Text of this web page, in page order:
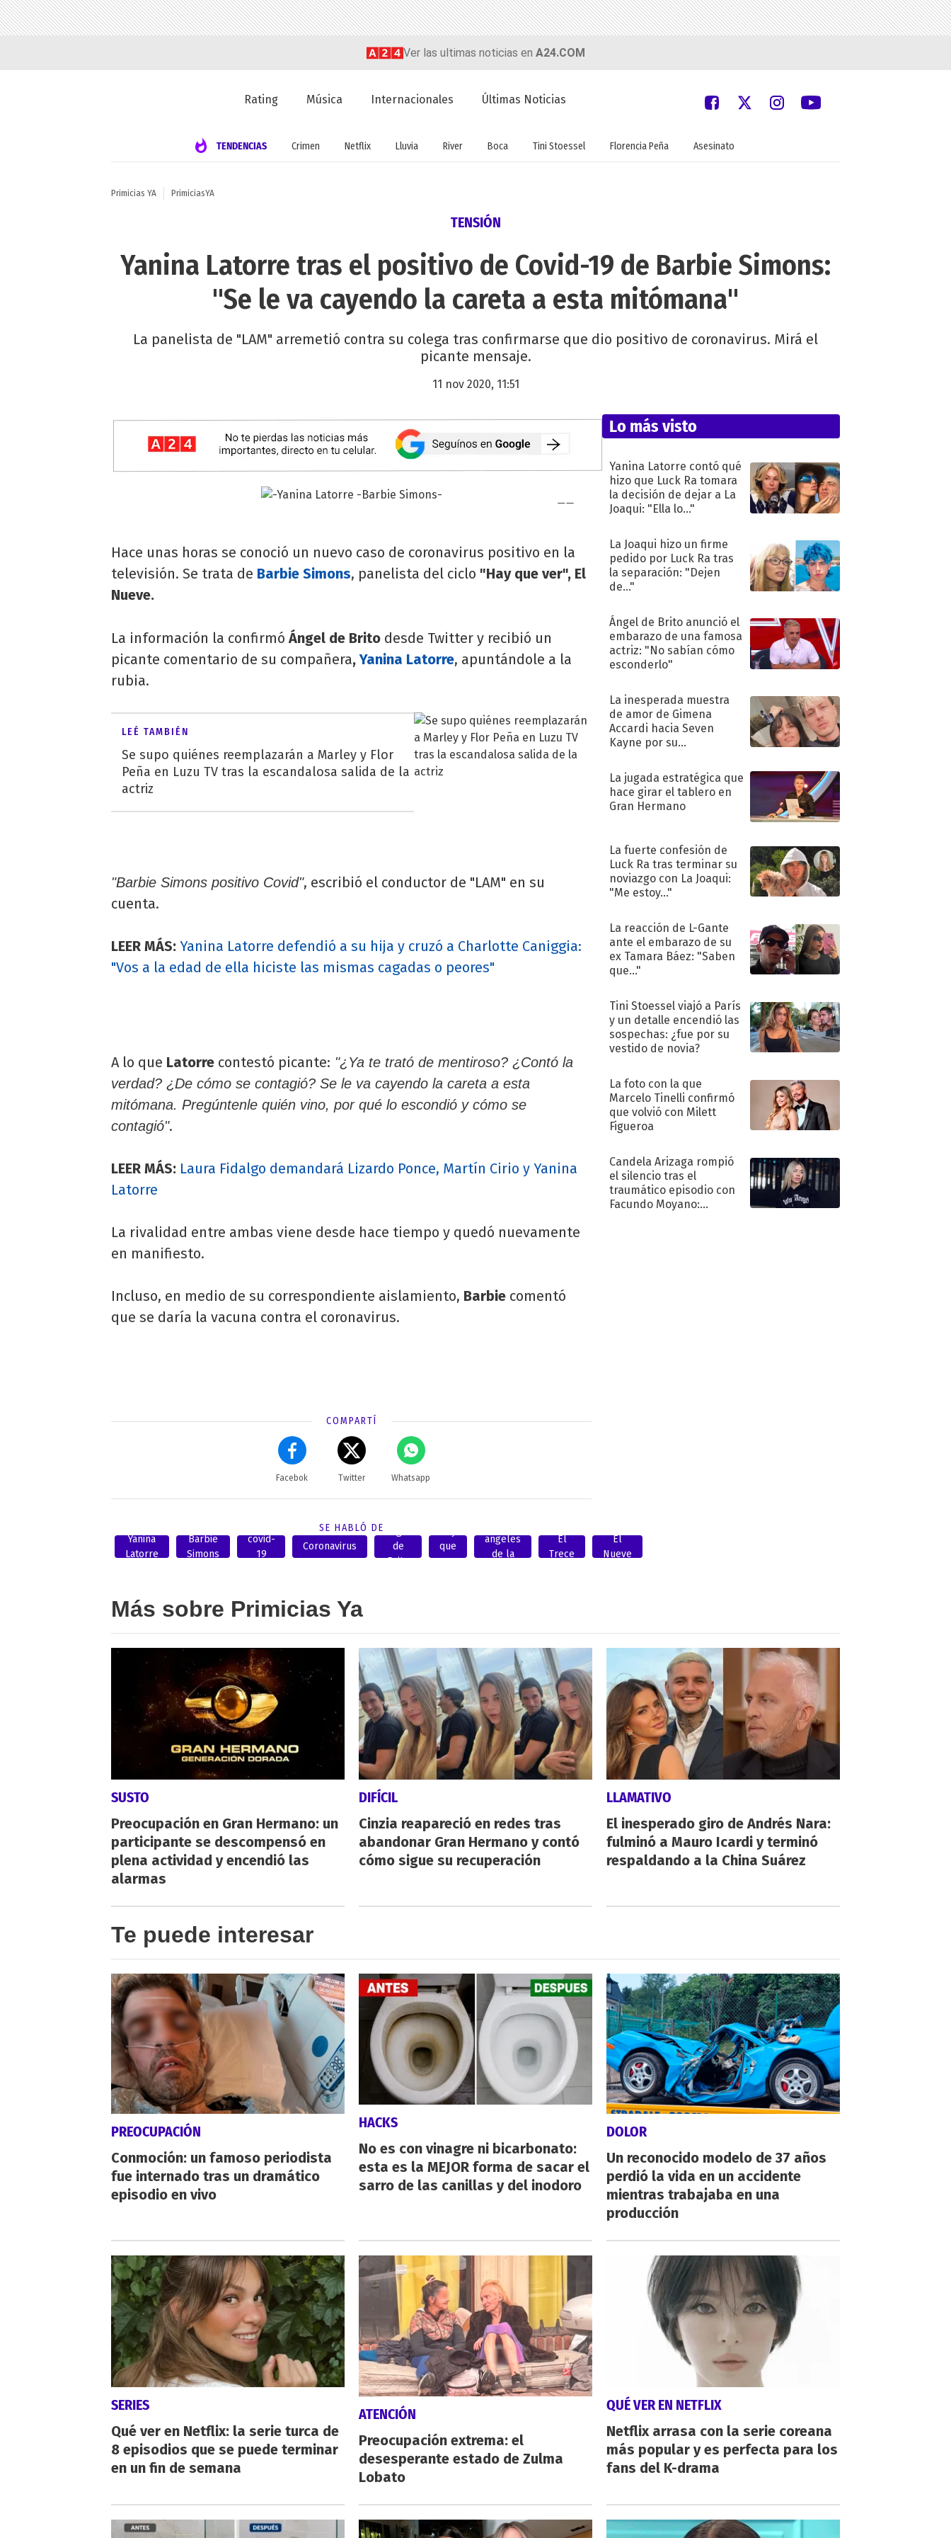
Ver las ultimas noticias en A24.COM
Rating Música Internacionales Últimas Noticias
TENDENCIAS Crimen Netflix Lluvia River Boca Tini Stoessel Florencia Peña Asesinato
Primicias YA PrimiciasYA
TENSIÓN
Yanina Latorre tras el positivo de Covid-19 de Barbie Simons:
"Se le va cayendo la careta a esta mitómana"
La panelista de "LAM" arremetió contra su colega tras confirmarse que dio positivo de coronavirus. Mirá el
picante mensaje.
11 nov 2020, 11:51
Hace unas horas se conoció un nuevo caso de coronavirus positivo en la
televisión. Se trata de Barbie Simons, panelista del ciclo "Hay que ver", El
Nueve.
La información la confirmóÁngel de Brito desde Twitter y recibió un
picante comentario de su compañera,Yanina Latorre, apuntándole a la
rubia.
LEÉ TAMBIÉN
Se supo quiénes reemplazarán a Marley y Flor
Peña en Luzu TV tras la escandalosa salida de la
actriz
"Barbie Simons positivo Covid", escribió el conductor de "LAM" en su
cuenta.
LEER MÁS: Yanina Latorre defendió a su hija y cruzó a Charlotte Caniggia:
"Vos a la edad de ella hiciste las mismas cagadas o peores"
A lo que Latorre contestó picante: "¿Ya te trató de mentiroso? ¿Contó la
verdad? ¿De cómo se contagió? Se le va cayendo la careta a esta
mitómana. Pregúntenle quién vino, por qué lo escondió y cómo se
contagió".
LEER MÁS: Laura Fidalgo demandará Lizardo Ponce, Martín Cirio y Yanina
Latorre
La rivalidad entre ambas viene desde hace tiempo y quedó nuevamente
en manifiesto.
Incluso, en medio de su correspondiente aislamiento, Barbie comentó
que se daría la vacuna contra el coronavirus.
COMPARTÍ
Facebok Twitter Whatsapp
SE HABLÓ DE
Yanina
Latorre
Barbie
Simons
covid-
19
Coronavirus
de
Brito
que
ver
angeles
de la
El
Trece
El
Nueve
Lo más visto
Yanina Latorre contó qué
hizo que Luck Ra tomara
la decisión de dejar a La
Joaqui: "Ella lo..."
La Joaqui hizo un firme
pedido por Luck Ra tras
la separación: "Dejen
de..."
Ángel de Brito anunció el
embarazo de una famosa
actriz: "No sabían cómo
esconderlo"
La inesperada muestra
de amor de Gimena
Accardi hacia Seven
Kayne por su
La jugada estratégica que
hace girar el tablero en
Gran Hermano
La fuerte confesión de
Luck Ra tras terminar su
noviazgo con La Joaqui:
"Me estoy..."
La reacción de L-Gante
ante el embarazo de su
ex Tamara Báez: "Saben
que..."
Tini Stoessel viajó a París
y un detalle encendió las
sospechas: ¿fue por su
vestido de novia?
La foto con la que
Marcelo Tinelli confirmó
que volvió con Milett
Figueroa
Candela Arizaga rompió
el silencio tras el
traumático episodio con
Facundo Moyano:
Más sobre Primicias Ya
SUSTO
Preocupación en Gran Hermano: un
participante se descompensó en
plena actividad y encendió las
alarmas
DIFÍCIL
Cinzia reapareció en redes tras
abandonar Gran Hermano y contó
cómo sigue su recuperación
LLAMATIVO
El inesperado giro de Andrés Nara:
fulminó a Mauro Icardi y terminó
respaldando a la China Suárez
Te puede interesar
PREOCUPACIÓN
Conmoción: un famoso periodista
fue internado tras un dramático
episodio en vivo
HACKS
No es con vinagre ni bicarbonato:
esta es la MEJOR forma de sacar el
sarro de las canillas y del inodoro
DOLOR
Un reconocido modelo de 37 años
perdió la vida en un accidente
mientras trabajaba en una
producción
SERIES
Qué ver en Netflix: la serie turca de
8 episodios que se puede terminar
en un fin de semana
ATENCIÓN
Preocupación extrema: el
desesperante estado de Zulma
Lobato
QUÉ VER EN NETFLIX
Netflix arrasa con la serie coreana
más popular y es perfecta para los
fans del K-drama